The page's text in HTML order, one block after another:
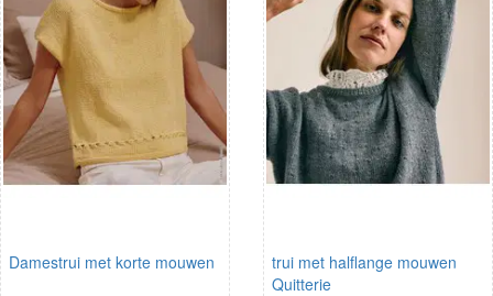
Damestrui met korte mouwen
trui met halflange mouwen
Quitterie